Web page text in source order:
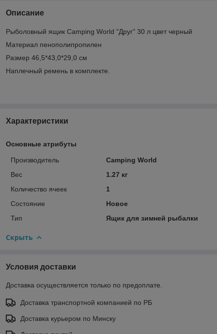
Описание
Рыболовный ящик Camping World "Друг" 30 л цвет черный
Материал пенополипропилен
Размер 46,5*43,0*29,0 см
Наплечный ремень в комплекте.
Характеристики
Основные атрибуты
Производитель
Camping World
Вес
1.27 кг
Количество ячеек
1
Состояние
Новое
Тип
Ящик для зимней рыбалки
Скрыть
Условия доставки
Доставка осуществляется только по предоплате.
Доставка транспортной компанией по РБ
Доставка курьером по Минску